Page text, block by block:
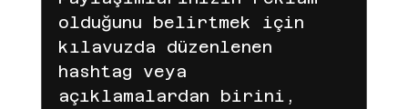
olduğunu belirtmek için
kılavuzda düzenlenen
hashtag veya
açıklamalardan birini,